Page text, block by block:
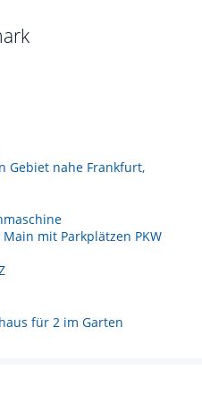
Gebiet nahe Frankfurt,
mit Parkplätzen PKW
für 2 im Garten